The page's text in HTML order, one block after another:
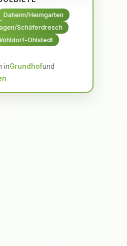
Daheim/Heimgarten
Schäferdresch
Ohlstedt
inGrundhofund